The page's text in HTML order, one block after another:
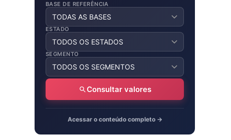
BASE DE REFERÊNCIA
ESTADO
SEGMENTO
Consultar valores
Acessar o conteúdo completo →